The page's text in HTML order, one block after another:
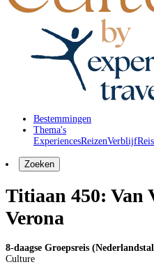
Bestemmingen
Thema's
ExperiencesReizenVerblijf
Zoeken
Titiaan 450: Van
Verona
8-daagse Groepsreis
Culture